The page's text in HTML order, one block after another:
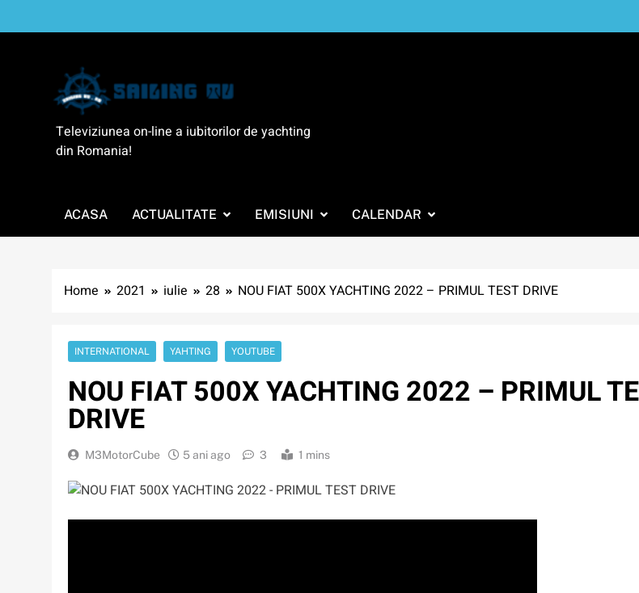
to
SailingTV
Televiziunea on-line a iubitorilor de yachting
din Romania!
ACASA ACTUALITATE EMISIUNI CALENDAR
Home 2021 iulie 28 NOU FIAT 500X YACHTING 2022 – PRIMUL TEST DRIVE
INTERNATIONAL YAHTING YOUTUBE
NOU FIAT 500X YACHTING 2022 – PRIMUL
DRIVE
M3MotorCube 5 ani ago 3 1 mins